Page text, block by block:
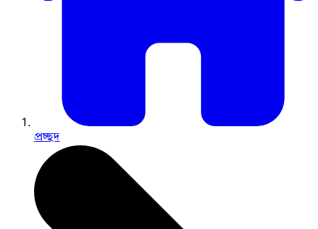
প্রচ্ছদ